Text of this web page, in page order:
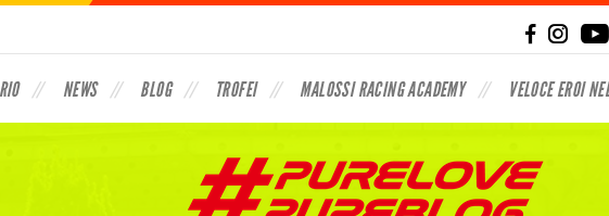
NEWS BLOG TROFEI MALOSSI RACING ACADEMY VELOCE EROI